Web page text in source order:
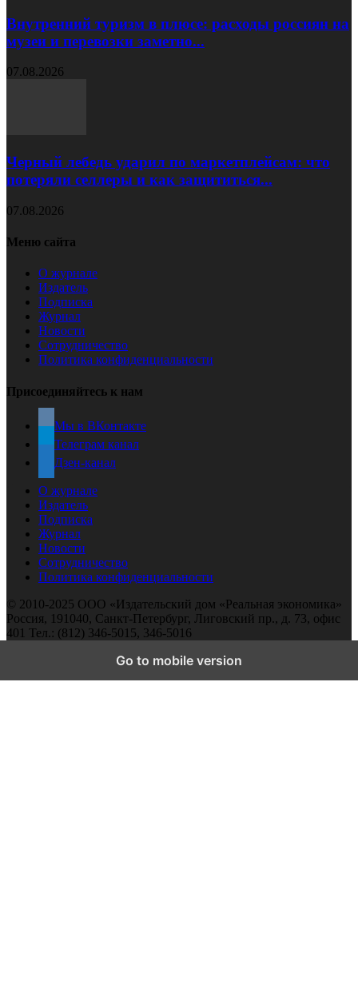
Внутренний туризм в плюсе: расходы россиян на
музеи и перевозки заметно...
07.08.2026
Черный лебедь ударил по маркетплейсам: что
потеряли селлеры и как защититься...
07.08.2026
Меню сайта
О журнале
Издатель
Подписка
Журнал
Новости
Сотрудничество
Политика конфиденциальности
Присоединяйтесь к нам
Мы в ВКонтакте
Телеграм канал
Дзен-канал
О журнале
Издатель
Подписка
Журнал
Новости
Сотрудничество
Политика конфиденциальности
© 2010-2025 ООО «Издательский дом «Реальная экономика»
Россия, 191040, Санкт-Петербург, Лиговский пр., д. 73, офис
401 Тел.: (812) 346-5015, 346-5016
Go to mobile version